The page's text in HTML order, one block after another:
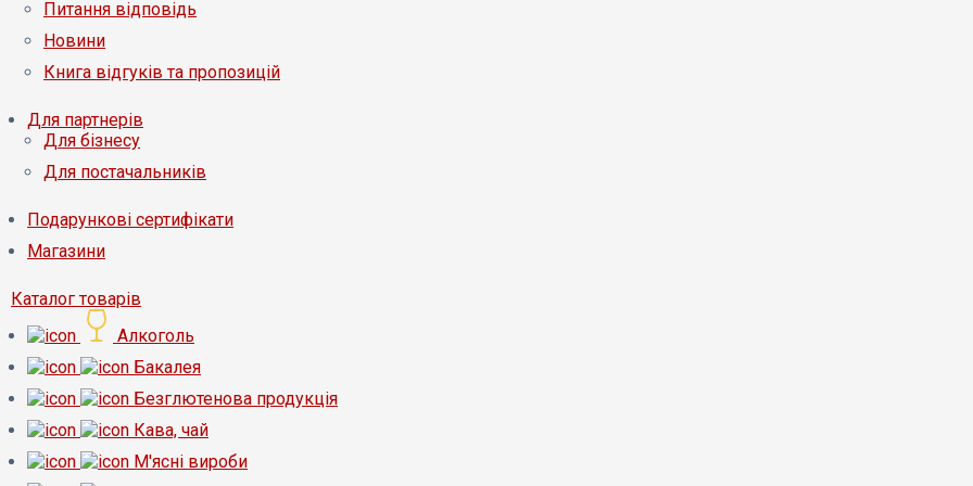
Питання відповідь
Новини
Книга відгуків та пропозицій
Для партнерів
Для бізнесу
Для постачальників
Подарункові сертифікати
Магазини
Каталог товарів
Алкоголь
Бакалея
Безглютенова продукція
Кава, чай
М'ясні вироби